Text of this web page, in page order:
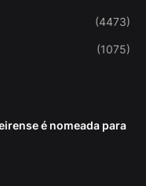
(4473)
(1075)
é nomeada para